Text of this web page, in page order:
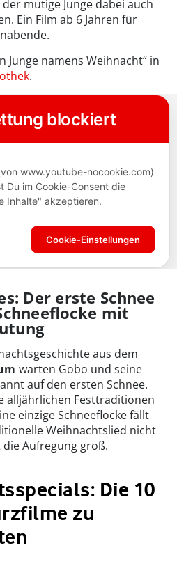
mutige Junge dabei auch
Ein Film ab 6 Jahren für
Junge namens Weihnacht“ in
.
Der erste Schnee
mit
aus dem
warten Gobo und seine
auf den ersten Schnee.
alljährlichen Festtraditionen
einzige Schneeflocke fällt
Weihnachtslied nicht
Aufregung groß.
Die 10
zu